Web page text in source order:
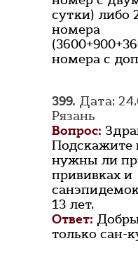
сутки) либо
номера
номера с
399. Дата:
Рязань
Вопрос:
Подскажите
нужны ли
прививках и
13 лет.
Ответ:
только сан-